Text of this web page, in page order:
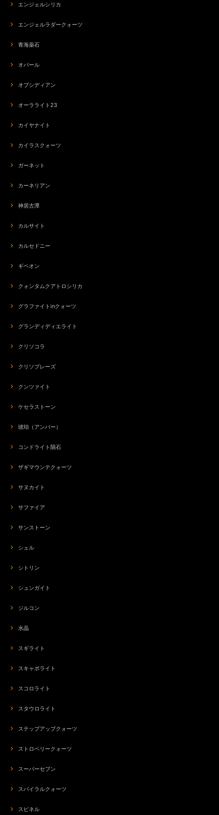
エンジェルシリカ
エンジェルラダークォーツ
青海薬石
オパール
オブシディアン
オーラライト23
カイヤナイト
カイラスクォーツ
ガーネット
カーネリアン
神居古潭
カルサイト
カルセドニー
ギベオン
クォンタムクアトロシリカ
グラファイトinクォーツ
グランディディエライト
クリソコラ
クリソプレーズ
クンツァイト
ケセラストーン
琥珀（アンバー）
コンドライト隕石
ザギマウンテクォーツ
サヌカイト
サファイア
サンストーン
シェル
シトリン
シュンガイト
ジルコン
水晶
スギライト
スキャポライト
スコロライト
スタウロライト
ステップアップクォーツ
ストロベリークォーツ
スーパーセブン
スパイラルクォーツ
スピネル